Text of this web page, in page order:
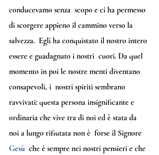
conducevamo senza  scopo e ci ha permesso
di scorgere appieno il cammino verso la
salvezza.  Egli ha conquistato il nostro intero
essere e guadagnato i nostri  cuori. Da quel
momento in poi le nostre menti diventano
consapevoli, i  nostri spiriti sembrano
ravvivati: questa persona insignificante e
ordinaria che vive tra di noi ed è stata da
noi a lungo rifiutata non è  forse il Signore
Gesù
  che è sempre nei nostri pensieri e che